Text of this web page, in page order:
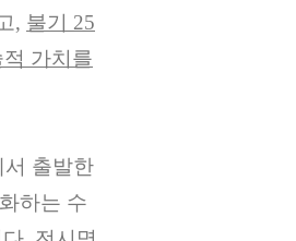
, 불기 25
가치를
서 출발한
하는 수